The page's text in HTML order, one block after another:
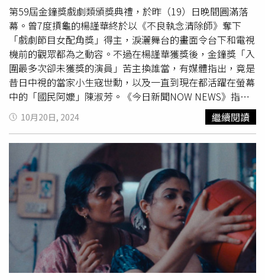
第59屆金鐘獎戲劇類頒獎典禮，於昨（19）日晚間圓滿落
幕。曾7度摃龜的楊謹華終於以《不良執念清除師》奪下
「戲劇節目女配角獎」得主，淚灑舞台的畫面令台下和電視
機前的觀眾都為之動容。不過在楊謹華獲獎後，金鐘獎「入
圍最多次卻未獲獎的演員」苦主換誰當，有媒體指出，竟是
昔日中視的當家小生寇世勳，以及一直到現在都活躍在螢幕
中的「國民阿嬤」陳淑芳。《今日新聞NOW NEWS》指
出，曾是中視收視保證的當家小生寇世勳，1984年就以
《金獎劇場－西風的話》入圍最佳男演員。不過當時還是長
篇連續劇、中篇單元劇、短篇特別劇都放在一起競爭、且不
分主、配角的大混戰年代，他84年不幸敗給《華視劇展－兩
種結尾》的常楓後，連續4屆入圍最佳男演員都鎩羽而歸，
以《昨夜星辰》敗給台視《秋潮向晚天》林在培、《一剪
梅》敗給華視《頂好劇場－秋月春風》常楓、《家和萬事
興》敗給華視《幾度夕陽紅》勾峰；接著間隔2年憑著《貂
蟬》第5度入圍，敗給同台另一位入圍者《中視劇場－大地
有愛系列「最後的馨香」》孟元。此後，寇世勳在接下來的
35年都沒有得到金鐘獎提名，也因此以5度入圍未獲獎的紀
錄名列前茅。另一名與寇世勳並列的，是影壇長青樹「國民
10月20日, 2024 繼續閱讀